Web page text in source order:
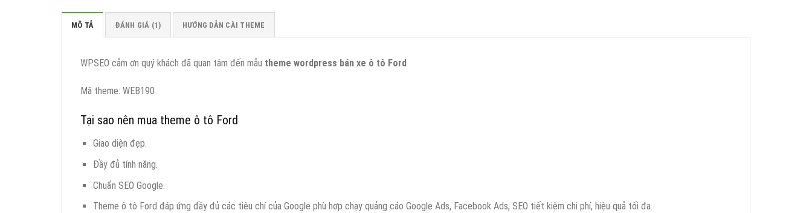
MÔ TẢ ĐÁNH GIÁ (1) HƯỚNG DẪN CÀI THEME
WPSEO cảm ơn quý khách đã quan tâm đến mẫu theme wordpress bán xe ô tô Ford
Mã theme: WEB190
Tại sao nên mua theme ô tô Ford
Giao diện đẹp.
Đầy đủ tính năng.
Chuẩn SEO Google.
Theme ô tô Ford đáp ứng đầy đủ các tiêu chí của Google phù hợp chạy quảng cáo Google Ads, Facebook Ads, SEO tiết kiệm chi phí, hiệu quả tối đa.